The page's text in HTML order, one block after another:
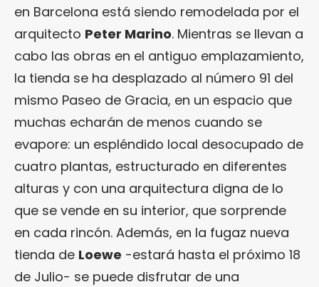
en Barcelona está siendo remodelada por el
arquitecto Peter Marino. Mientras se llevan a
cabo las obras en el antiguo emplazamiento,
la tienda se ha desplazado al número 91 del
mismo Paseo de Gracia, en un espacio que
muchas echarán de menos cuando se
evapore: un espléndido local desocupado de
cuatro plantas, estructurado en diferentes
alturas y con una arquitectura digna de lo
que se vende en su interior, que sorprende
en cada rincón. Además, en la fugaz nueva
tienda de Loewe -estará hasta el próximo 18
de Julio- se puede disfrutar de una